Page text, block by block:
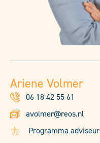
Ariene Volmer
06 18 42 55 61
avolmer@reos.nl
Programma adviseur